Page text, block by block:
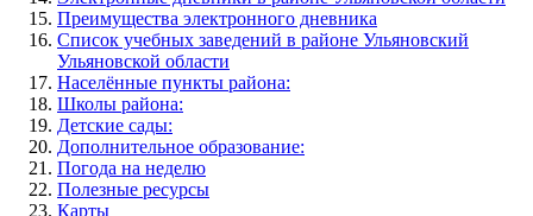
Преимущества электронного дневника
Список учебных заведений в районе Ульяновский
Ульяновской области
Населённые пункты района:
Школы района:
Детские сады:
Дополнительное образование:
Погода на неделю
Полезные ресурсы
Карты